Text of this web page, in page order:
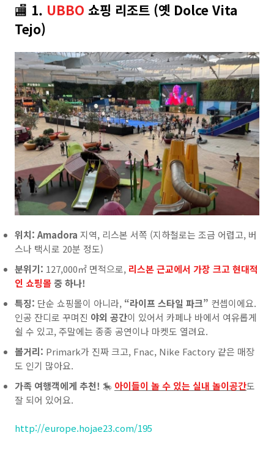
🏬 1. UBBO 쇼핑 리조트 (옛 Dolce Vita
Tejo)
위치: Amadora 지역, 리스본 서쪽 (지하철로는 조금 어렵고, 버
스나 택시로 20분 정도)
분위기: 127,000㎡ 면적으로, 리스본 근교에서 가장 크고 현대적
인 쇼핑몰중 하나!
특징: 단순 쇼핑몰이 아니라, “라이프 스타일 파크” 컨셉이에요.
인공 잔디로 꾸며진 야외 공간이 있어서 카페나 바에서 여유롭게
쉴 수 있고, 주말에는 종종 공연이나 마켓도 열려요.
볼거리: Primark가 진짜 크고, Fnac, Nike Factory 같은 매장
도 인기 많아요.
가족 여행객에게 추천! 🎠 아이들이 놀 수 있는 실내 놀이공간도
잘 되어 있어요.
http://europe.hojae23.com/195